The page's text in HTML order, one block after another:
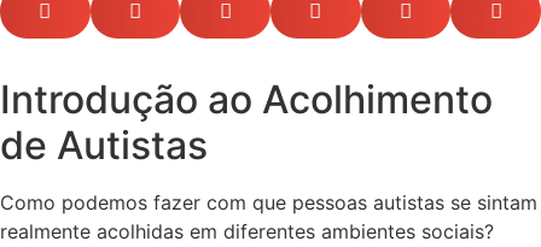
Introdução ao Acolhimento
de Autistas
Como podemos fazer com que pessoas autistas se sintam
realmente acolhidas em diferentes ambientes sociais?